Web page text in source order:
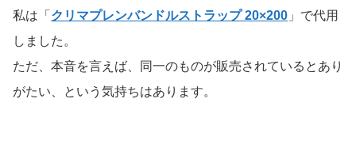
私は「 クリマプレンバンドルストラップ 20×200 」で代用
しました。
ただ、本音を言えば、同一のものが販売されているとあり
がたい、という気持ちはあります。